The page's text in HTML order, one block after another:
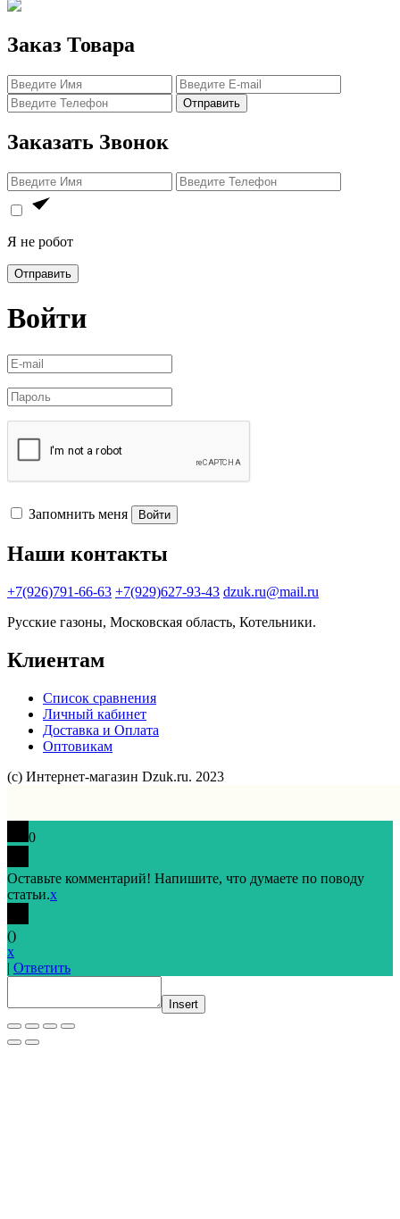
Заказ Товара
Отправить
Заказать Звонок
Я не робот
Отправить
Войти
Запомнить меня Войти
Наши контакты
+7(926)791-66-63 +7(929)627-93-43 dzuk.ru@mail.ru
Русские газоны, Московская область, Котельники.
Клиентам
Список сравнения
Личный кабинет
Доставка и Оплата
Оптовикам
(с) Интернет-магазин Dzuk.ru. 2023
0
Оставьте комментарий! Напишите, что думаете по поводу
статьи.x
()
x
| Ответить
Insert